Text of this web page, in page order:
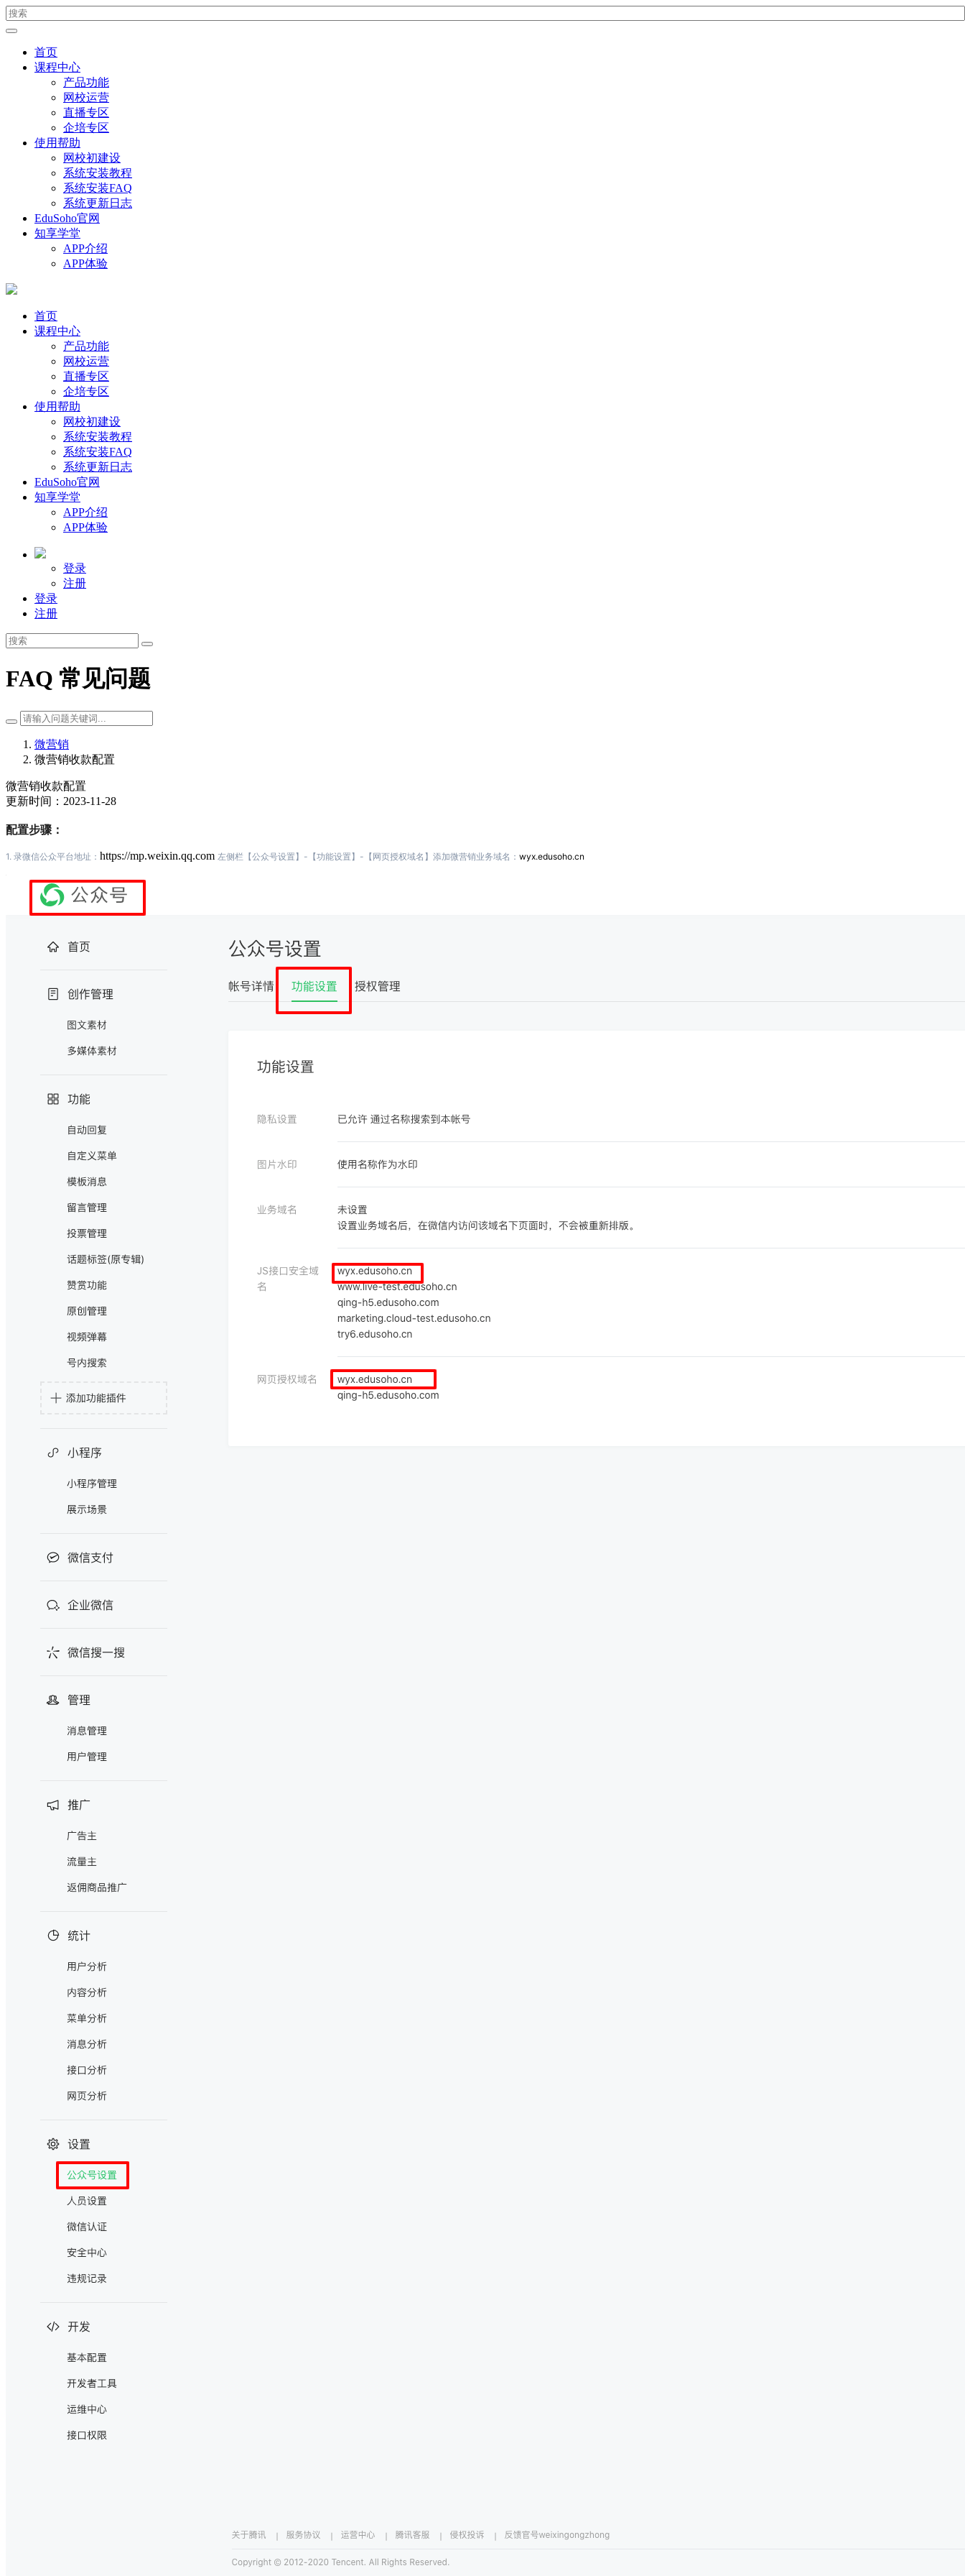
首页
课程中心
产品功能
网校运营
直播专区
企培专区
使用帮助
网校初建设
系统安装教程
系统安装FAQ
系统更新日志
EduSoho官网
知享学堂
APP介绍
APP体验
首页
课程中心
产品功能
网校运营
直播专区
企培专区
使用帮助
网校初建设
系统安装教程
系统安装FAQ
系统更新日志
EduSoho官网
知享学堂
APP介绍
APP体验
登录
注册
登录
注册
FAQ 常见问题
微营销
微营销收款配置
微营销收款配置
更新时间：2023-11-28
配置步骤：
1. 录微信公众平台地址： https://mp.weixin.qq.com 左侧栏【公众号设置】-【功能设置】-【网页授权域名】添加微营销业务域名： wyx.edusoho.cn